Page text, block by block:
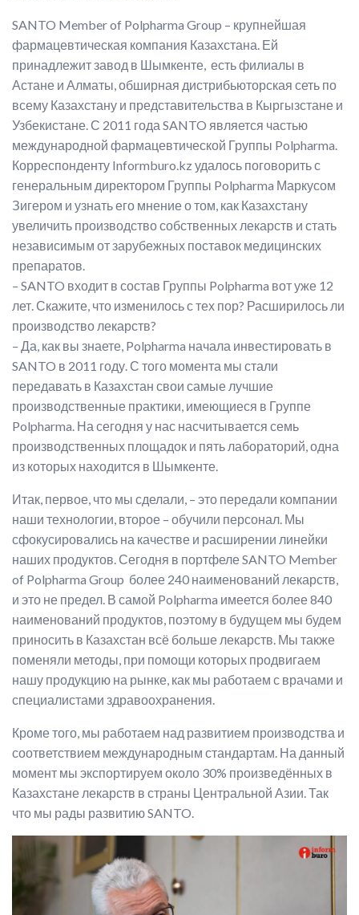
SANTO Member of Polpharma Group – крупнейшая
фармацевтическая компания Казахстана. Ей
принадлежит завод в Шымкенте, есть филиалы в
Астане и Алматы, обширная дистрибьюторская сеть по
всему Казахстану и представительства в Кыргызстане и
Узбекистане. С 2011 года SANTO является частью
международной фармацевтической Группы Polpharma.
Корреспонденту Informburo.kz удалось поговорить с
генеральным директором Группы Polpharma Маркусом
Зигером и узнать его мнение о том, как Казахстану
увеличить производство собственных лекарств и стать
независимым от зарубежных поставок медицинских
препаратов.
– SANTO входит в состав Группы Polpharma вот уже 12
лет. Скажите, что изменилось с тех пор? Расширилось ли
производство лекарств?
– Да, как вы знаете, Polpharma начала инвестировать в
SANTO в 2011 году. С того момента мы стали
передавать в Казахстан свои самые лучшие
производственные практики, имеющиеся в Группе
Polpharma. На сегодня у нас насчитывается семь
производственных площадок и пять лабораторий, одна
из которых находится в Шымкенте.
Итак, первое, что мы сделали, – это передали компании
наши технологии, второе – обучили персонал. Мы
сфокусировались на качестве и расширении линейки
наших продуктов. Сегодня в портфеле SANTO Member
of Polpharma Group более 240 наименований лекарств,
и это не предел. В самой Polpharma имеется более 840
наименований продуктов, поэтому в будущем мы будем
приносить в Казахстан всё больше лекарств. Мы также
поменяли методы, при помощи которых продвигаем
нашу продукцию на рынке, как мы работаем с врачами и
специалистами здравоохранения.
Кроме того, мы работаем над развитием производства и
соответствием международным стандартам. На данный
момент мы экспортируем около 30% произведённых в
Казахстане лекарств в страны Центральной Азии. Так
что мы рады развитию SANTO.